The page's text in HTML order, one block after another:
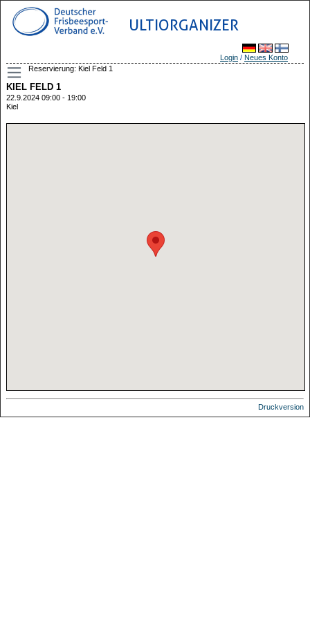
ULTIORGANIZER
Login / Neues Konto
Reservierung: Kiel Feld 1
KIEL FELD 1
22.9.2024 09:00 - 19:00
Kiel
Druckversion